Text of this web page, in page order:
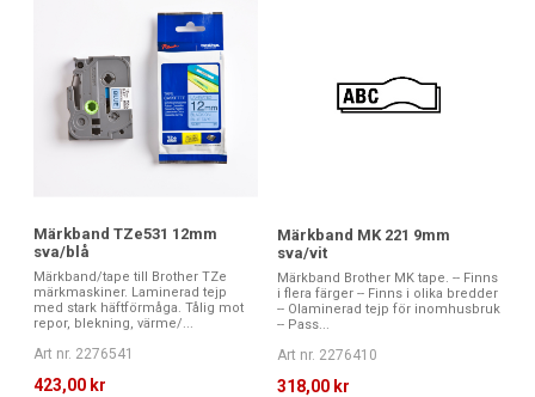
Märkband TZe531 12mm
sva/blå
Märkband/tape till Brother TZe
märkmaskiner. Laminerad tejp
med stark häftförmåga. Tålig mot
repor, blekning, värme/...
Art nr. 2276541
423,00 kr
Märkband MK 221 9mm
sva/vit
Märkband Brother MK tape. -- Finns
i flera färger -- Finns i olika bredder
-- Olaminerad tejp för inomhusbruk
-- Pass...
Art nr. 2276410
318,00 kr